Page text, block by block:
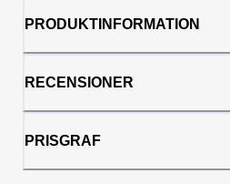
PRODUKTINFORMATION
RECENSIONER
PRISGRAF